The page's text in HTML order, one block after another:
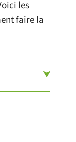
les
faire la